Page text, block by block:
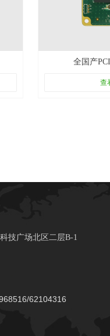
全国产
查
技广场北区二层B-1
62104316